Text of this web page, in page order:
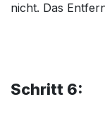
nicht. Das
Schritt 6: